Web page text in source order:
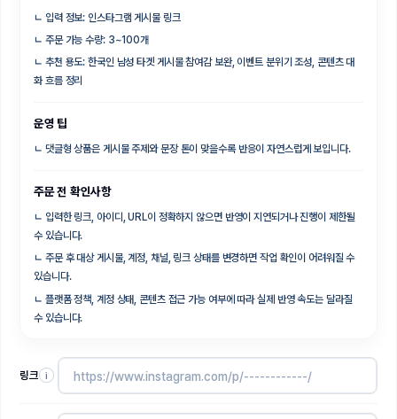
ㄴ 입력 정보: 인스타그램 게시물 링크
ㄴ 주문 가능 수량: 3~100개
ㄴ 추천 용도: 한국인 남성 타겟 게시물 참여감 보완, 이벤트 분위기 조성, 콘텐츠 대
화 흐름 정리
운영 팁
ㄴ 댓글형 상품은 게시물 주제와 문장 톤이 맞을수록 반응이 자연스럽게 보입니다.
주문 전 확인사항
ㄴ 입력한 링크, 아이디, URL이 정확하지 않으면 반영이 지연되거나 진행이 제한될
수 있습니다.
ㄴ 주문 후 대상 게시물, 계정, 채널, 링크 상태를 변경하면 작업 확인이 어려워질 수
있습니다.
ㄴ 플랫폼 정책, 계정 상태, 콘텐츠 접근 가능 여부에 따라 실제 반영 속도는 달라질
수 있습니다.
링크 i